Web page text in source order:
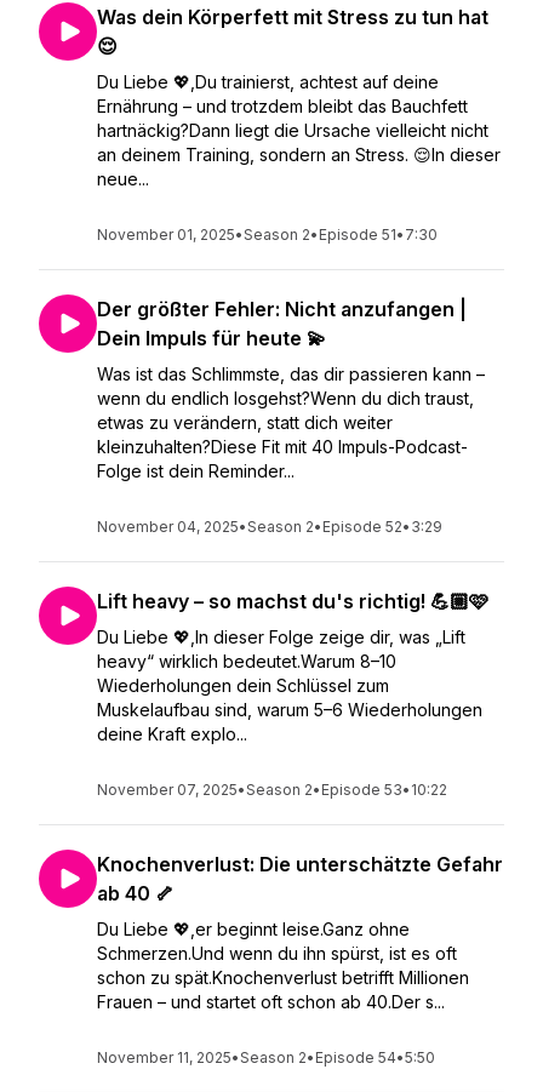
Was dein Körperfett mit Stress zu tun hat
😌
Du Liebe 💖,Du trainierst, achtest auf deine
Ernährung – und trotzdem bleibt das Bauchfett
hartnäckig?Dann liegt die Ursache vielleicht nicht
an deinem Training, sondern an Stress. 😌In dieser
neue...
November 01, 2025•Season 2• Episode 51• 7:30
Der größter Fehler: Nicht anzufangen |
Dein Impuls für heute 💫
Was ist das Schlimmste, das dir passieren kann –
wenn du endlich losgehst?Wenn du dich traust,
etwas zu verändern, statt dich weiter
kleinzuhalten?Diese Fit mit 40 Impuls-Podcast-
Folge ist dein Reminder...
November 04, 2025•Season 2• Episode 52• 3:29
Lift heavy – so machst du's richtig! 💪🏼🩷
Du Liebe 💖,In dieser Folge zeige dir, was „Lift
heavy“ wirklich bedeutet.Warum 8–10
Wiederholungen dein Schlüssel zum
Muskelaufbau sind, warum 5–6 Wiederholungen
deine Kraft explo...
November 07, 2025•Season 2• Episode 53• 10:22
Knochenverlust: Die unterschätzte Gefahr
ab 40 🦴
Du Liebe 💖,er beginnt leise.Ganz ohne
Schmerzen.Und wenn du ihn spürst, ist es oft
schon zu spät.Knochenverlust betrifft Millionen
Frauen – und startet oft schon ab 40.Der s...
November 11, 2025•Season 2• Episode 54•5:50